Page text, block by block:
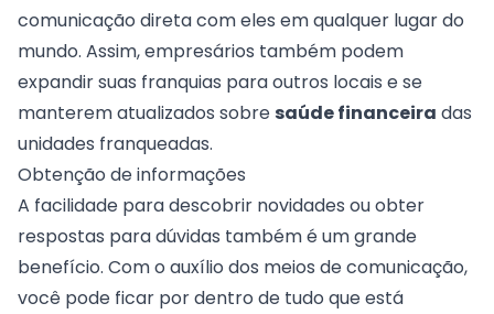
comunicação direta com eles em qualquer lugar do
mundo. Assim, empresários também podem
expandir suas franquias para outros locais e se
manterem atualizados sobre saúde financeira das
unidades franqueadas.
Obtenção de informações
A facilidade para descobrir novidades ou obter
respostas para dúvidas também é um grande
benefício. Com o auxílio dos meios de comunicação,
você pode ficar por dentro de tudo que está